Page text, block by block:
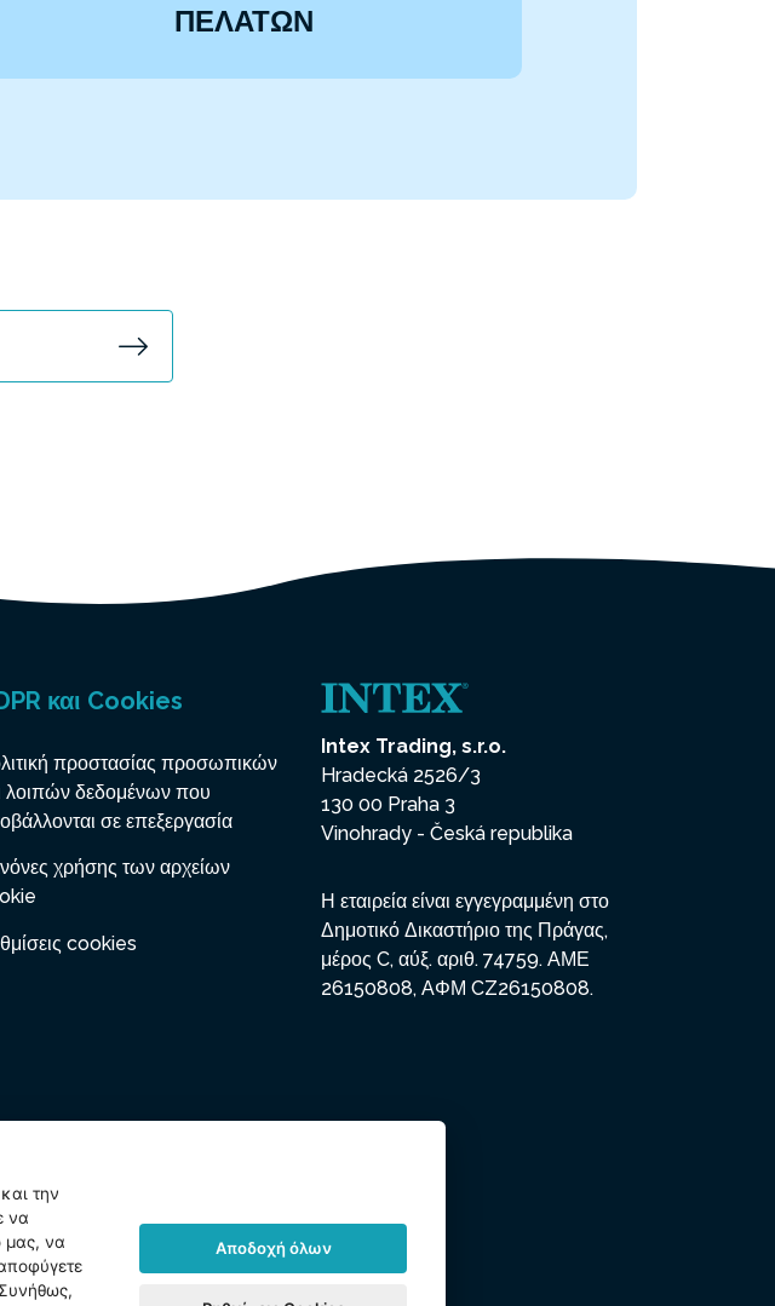
ΠΕΛΑΤΩΝ
και Cookies
προστασίας προσωπικών
λοιπών δεδομένων που
σε επεξεργασία
χρήσης των αρχείων
cookies
Intex Trading, s.r.o.
Hradecká 2526/3
130 00 Praha 3
Vinohrady - Česká republika
Η εταιρεία είναι εγγεγραμμένη στο
Δημοτικό Δικαστήριο της Πράγας,
μέρος C, αύξ. αριθ. 74759. ΑΜΕ
26150808, ΑΦΜ CZ26150808.
και την
να
μας, να
Αποδοχή όλων